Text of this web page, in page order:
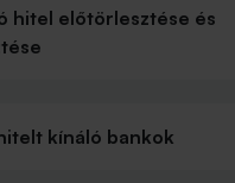
hitel előtörlesztése és
kínáló bankok